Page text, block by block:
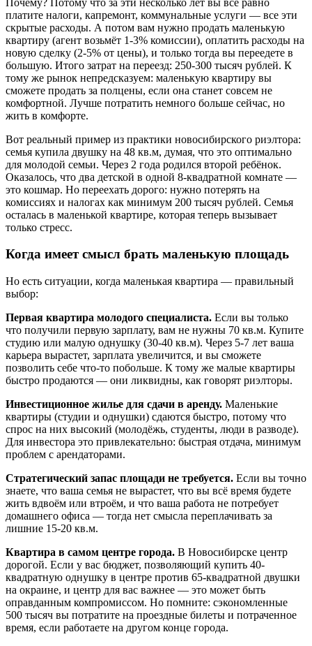
платите налоги, капремонт, коммунальные услуги — все эти
скрытые расходы. А потом вам нужно продать маленькую
квартиру (агент возьмёт 1-3% комиссии), оплатить расходы на
новую сделку (2-5% от цены), и только тогда вы переедете в
большую. Итого затрат на переезд: 250-300 тысяч рублей. К
тому же рынок непредсказуем: маленькую квартиру вы
сможете продать за полцены, если она станет совсем не
комфортной. Лучше потратить немного больше сейчас, но
жить в комфорте.
Вот реальный пример из практики новосибирского риэлтора:
семья купила двушку на 48 кв.м, думая, что это оптимально
для молодой семьи. Через 2 года родился второй ребёнок.
Оказалось, что два детской в одной 8-квадратной комнате —
это кошмар. Но переехать дорого: нужно потерять на
комиссиях и налогах как минимум 200 тысяч рублей. Семья
осталась в маленькой квартире, которая теперь вызывает
только стресс.
Когда имеет смысл брать маленькую площадь
Но есть ситуации, когда маленькая квартира — правильный
выбор:
Первая квартира молодого специалиста. Если вы только
что получили первую зарплату, вам не нужны 70 кв.м. Купите
студию или малую однушку (30-40 кв.м). Через 5-7 лет ваша
карьера вырастет, зарплата увеличится, и вы сможете
позволить себе что-то побольше. К тому же малые квартиры
быстро продаются — они ликвидны, как говорят риэлторы.
Инвестиционное жилье для сдачи в аренду. Маленькие
квартиры (студии и однушки) сдаются быстро, потому что
спрос на них высокий (молодёжь, студенты, люди в разводе).
Для инвестора это привлекательно: быстрая отдача, минимум
проблем с арендаторами.
Стратегический запас площади не требуется. Если вы точно
знаете, что ваша семья не вырастет, что вы всё время будете
жить вдвоём или втроём, и что ваша работа не потребует
домашнего офиса — тогда нет смысла переплачивать за
лишние 15-20 кв.м.
Квартира в самом центре города. В Новосибирске центр
дорогой. Если у вас бюджет, позволяющий купить 40-
квадратную однушку в центре против 65-квадратной двушки
на окраине, и центр для вас важнее — это может быть
оправданным компромиссом. Но помните: сэкономленные
500 тысяч вы потратите на проездные билеты и потраченное
время, если работаете на другом конце города.